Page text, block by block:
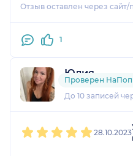
Отзыв оставлен через
1
Юлия
1 отзыв
До 10 записей
Проверен
28.10.2023